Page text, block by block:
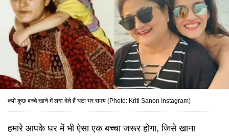
क्यों कुछ बच्चे खाने में लगा देते हैं घंटा भर समय (Photo: Kriti Sanon Instagram)
हमारे आपके घर में भी ऐसा एक बच्चा जरूर होगा, जिसे खाना